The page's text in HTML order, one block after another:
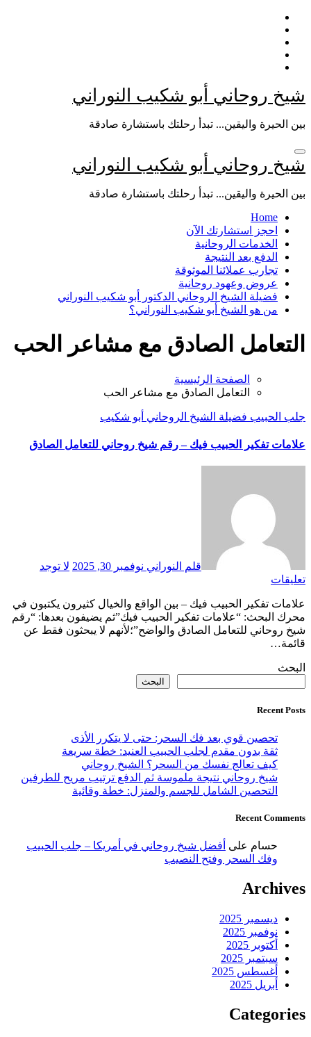
التجاوز
المحتوى
شيخ روحاني أبو شكيب النوراني
بين الحيرة واليقين... تبدأ رحلتك باستشارة صادقة
شيخ روحاني أبو شكيب النوراني
بين الحيرة واليقين... تبدأ رحلتك باستشارة صادقة
Home
احجز استشارتك الآن
الخدمات الروحانية
الدفع بعد النتيجة
تجارب عملائنا الموثوقة
عروض وعهود روحانية
فضيلة الشيخ الروحاني الدكتور أبو شكيب النوراني
من هو الشيخ أبو شكيب النوراني؟
التعامل الصادق مع مشاعر الحب
الصفحة الرئيسية
التعامل الصادق مع مشاعر الحب
جلب الحبيب فضيلة الشيخ الروحاني أبو شكيب
علامات تفكير الحبيب فيك – رقم شيخ روحاني للتعامل الصادق
قلم النوراني نوفمبر 30, 2025
لا توجد
تعليقات
علامات تفكير الحبيب فيك – بين الواقع والخيال كثيرون يكتبون في
محرك البحث: “علامات تفكير الحبيب فيك”ثم يضيفون بعدها: “رقم
شيخ روحاني للتعامل الصادق والواضح”؛لأنهم لا يبحثون فقط عن
قائمة…
البحث
البحث
Recent Posts
تحصين قوي بعد فك السحر: حتى لا يتكرر الأذى
ثقة بدون مقدم لجلب الحبيب العنيد: خطة سريعة
كيف تعالج نفسك من السحر؟ الشيخ روحاني
شيخ روحاني نتيجة ملموسة ثم الدفع ترتيب مريح للطرفين
التحصين الشامل للجسم والمنزل: خطة وقائية
Recent Comments
حسام على أفضل شيخ روحاني في أمريكا – جلب الحبيب
وفك السحر وفتح النصيب
Archives
ديسمبر 2025
نوفمبر 2025
أكتوبر 2025
سبتمبر 2025
أغسطس 2025
أبريل 2025
Categories